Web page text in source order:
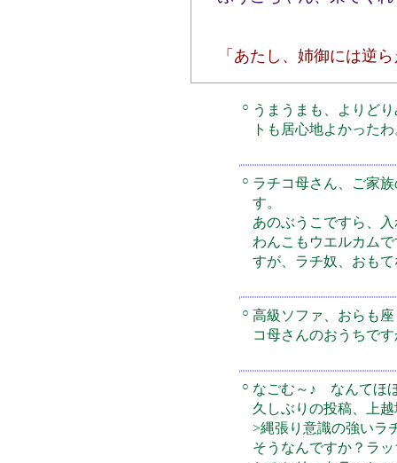
「あたし、姉御には
○ うまうまも、よりど
トも居心地よかった
○ ラチコ母さん、ご家
す。
あのぶうこですら、
わんこもウエルカム
すが、ラチ奴、おも
○ 高級ソファ、おらも
コ母さんのおうちで
○ なごむ～♪ なんてほ
久しぶりの投稿、上
>縄張り意識の強いラ
そうなんですか？ラ